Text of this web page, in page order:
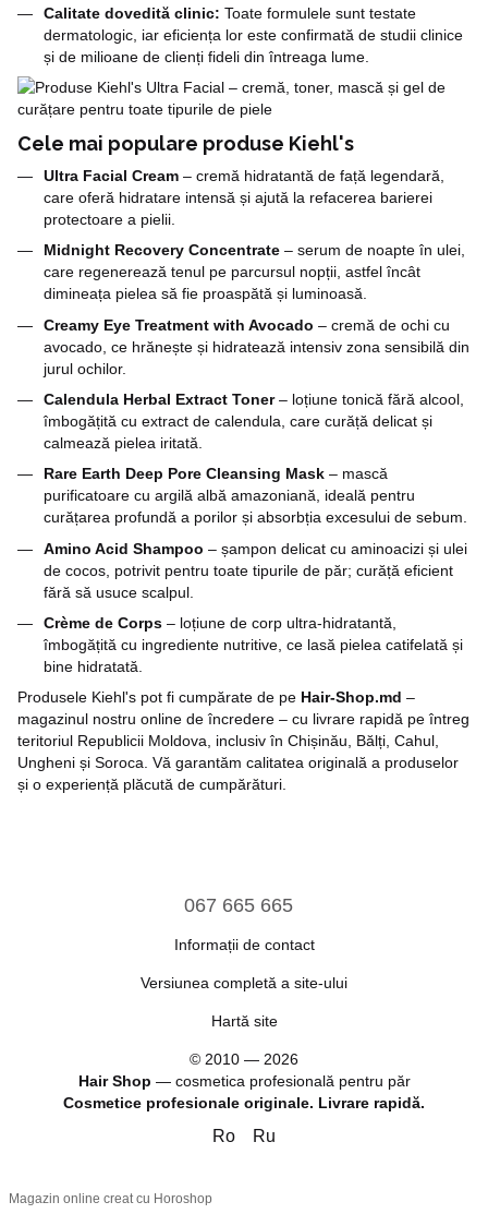
Calitate dovedită clinic: Toate formulele sunt testate
dermatologic, iar eficiența lor este confirmată de studii clinice
și de milioane de clienți fideli din întreaga lume.
Cele mai populare produse Kiehl's
Ultra Facial Cream – cremă hidratantă de față legendară,
care oferă hidratare intensă și ajută la refacerea barierei
protectoare a pielii.
Midnight Recovery Concentrate – serum de noapte în ulei,
care regenerează tenul pe parcursul nopții, astfel încât
dimineața pielea să fie proaspătă și luminoasă.
Creamy Eye Treatment with Avocado – cremă de ochi cu
avocado, ce hrănește și hidratează intensiv zona sensibilă din
jurul ochilor.
Calendula Herbal Extract Toner– loțiune tonică fără alcool,
îmbogățită cu extract de calendula, care curăță delicat și
calmează pielea iritată.
Rare Earth Deep Pore Cleansing Mask – mască
purificatoare cu argilă albă amazoniană, ideală pentru
curățarea profundă a porilor și absorbția excesului de sebum.
Amino Acid Shampoo – șampon delicat cu aminoacizi și ulei
de cocos, potrivit pentru toate tipurile de păr; curăță eficient
fără să usuce scalpul.
Crème de Corps – loțiune de corp ultra-hidratantă,
îmbogățită cu ingrediente nutritive, ce lasă pielea catifelată și
bine hidratată.
Produsele Kiehl's pot fi cumpărate de pe Hair-Shop.md –
magazinul nostru online de încredere – cu livrare rapidă pe întreg
teritoriul Republicii Moldova, inclusiv în Chișinău, Bălți, Cahul,
Ungheni și Soroca. Vă garantăm calitatea originală a produselor
și o experiență plăcută de cumpărături.
067 665 665
Informații de contact
Versiunea completă a site-ului
Hartă site
© 2010 — 2026
Hair Shop — cosmetica profesională pentru păr
Cosmetice profesionale originale. Livrare rapidă.
Ro Ru
Magazin online creat cu Horoshop